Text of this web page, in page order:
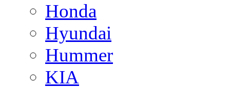
Honda
Hyundai
Hummer
KIA